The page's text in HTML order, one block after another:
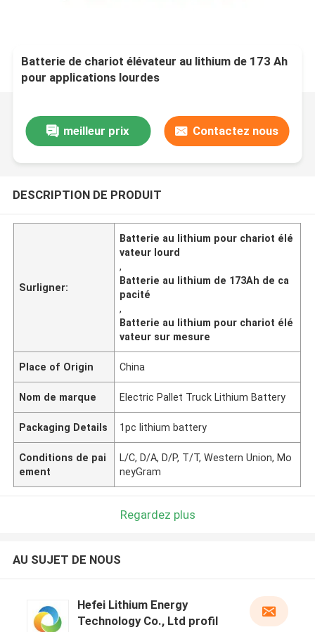
Batterie de chariot élévateur au lithium de 173 Ah
pour applications lourdes
meilleur prix Contactez nous
DESCRIPTION DE PRODUIT
Surligner:
Batterie au lithium pour chariot élé
vateur lourd
,
Batterie au lithium de 173Ah de ca
pacité
,
Batterie au lithium pour chariot élé
vateur sur mesure
Place of Origin China
Nom de marque Electric Pallet Truck Lithium Battery
Packaging Details 1pc lithium battery
Conditions de pai
ement
L/C, D/A, D/P, T/T, Western Union, Mo
neyGram
Regardez plus
AU SUJET DE NOUS
Hefei Lithium Energy
Technology Co., Ltd profil